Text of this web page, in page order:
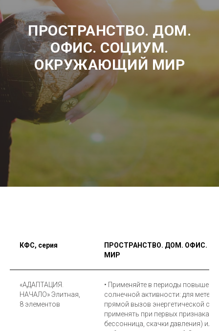
ПРОСТРАНСТВО. ДОМ.
ОФИС. СОЦИУМ.
ОКРУЖАЮЩИЙ МИР
КФС, серия
ПРОСТРАНСТВО. ДОМ. ОФИС.
МИР
«АДАПТАЦИЯ.
НАЧАЛО» Элитная,
8 элементов
• Применяйте в периоды
солнечной активности: для
прямой вызов энергетической
применять при первых признаках
бессонница, скачки давления)